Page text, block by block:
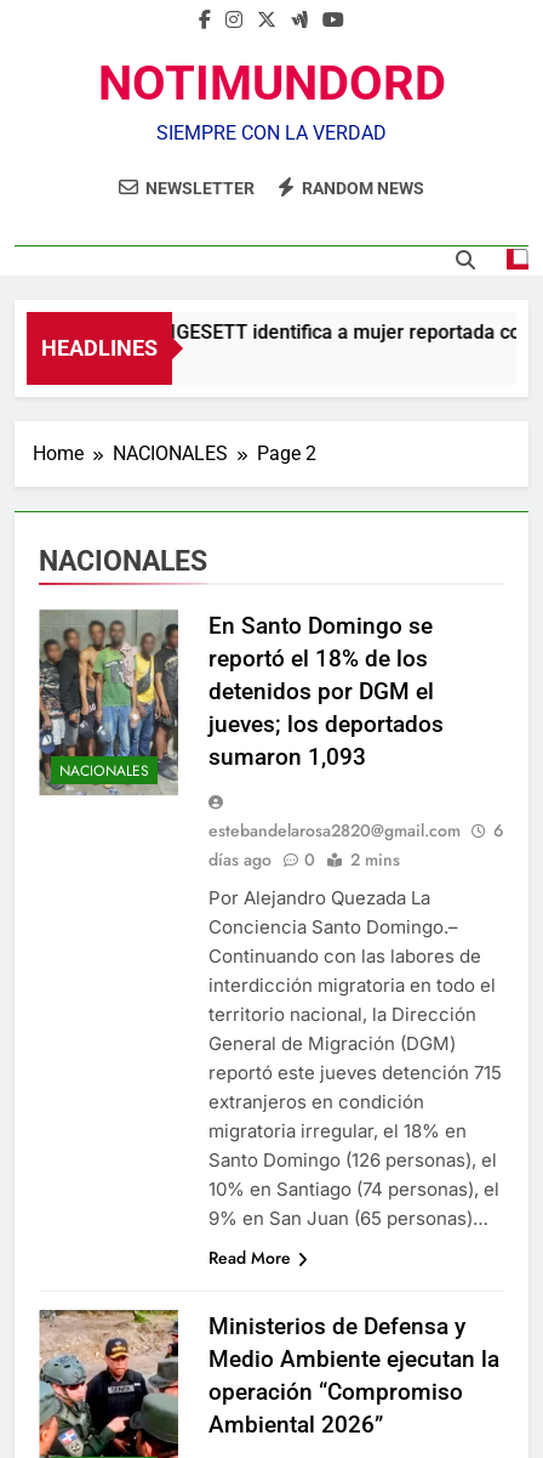
NOTIMUNDORD
SIEMPRE CON LA VERDAD
NEWSLETTER RANDOM NEWS
HEADLINES
Agente de la DIGESETT identifica a mujer reportada
10 Horas Ago
Home NACIONALES Page 2
NACIONALES
NACIONALES
En Santo Domingo se
reportó el 18% de los
detenidos por DGM el
jueves; los deportados
sumaron 1,093
estebandelarosa2820@gmail.com
6
días ago
0 2 mins
Por Alejandro Quezada La
Conciencia Santo Domingo.–
Continuando con las labores de
interdicción migratoria en todo el
territorio nacional, la Dirección
General de Migración (DGM)
reportó este jueves detención 715
extranjeros en condición
migratoria irregular, el 18% en
Santo Domingo (126 personas), el
10% en Santiago (74 personas), el
9% en San Juan (65 personas)…
Read More
Ministerios de Defensa y
Medio Ambiente ejecutan la
operación “Compromiso
Ambiental 2026”